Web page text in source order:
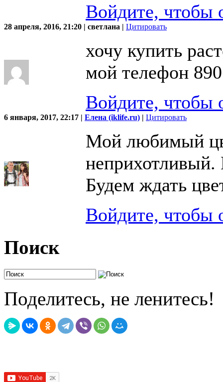
Войдите, чтобы
28 апреля, 2016, 21:20 | светлана | Цитировать
хочу купить
мой телефон
Войдите, чтобы
6 января, 2017, 22:17 | Елена (iklife.ru) | Цитировать
Мой любимый
неприхотливый.
Будем ждать
Войдите, чтобы
Поиск
Поделитесь, не ленитесь!